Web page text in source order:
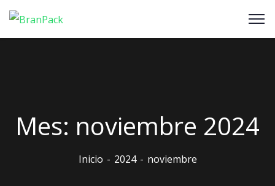
Mes: noviembre 2024
Inicio 2024 noviembre